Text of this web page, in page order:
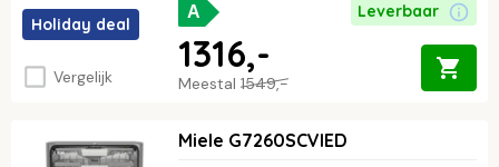
Holiday deal
Vergelijk
A Leverbaar
Meestal 1549,-
1316,-
Miele G7260SCVIED